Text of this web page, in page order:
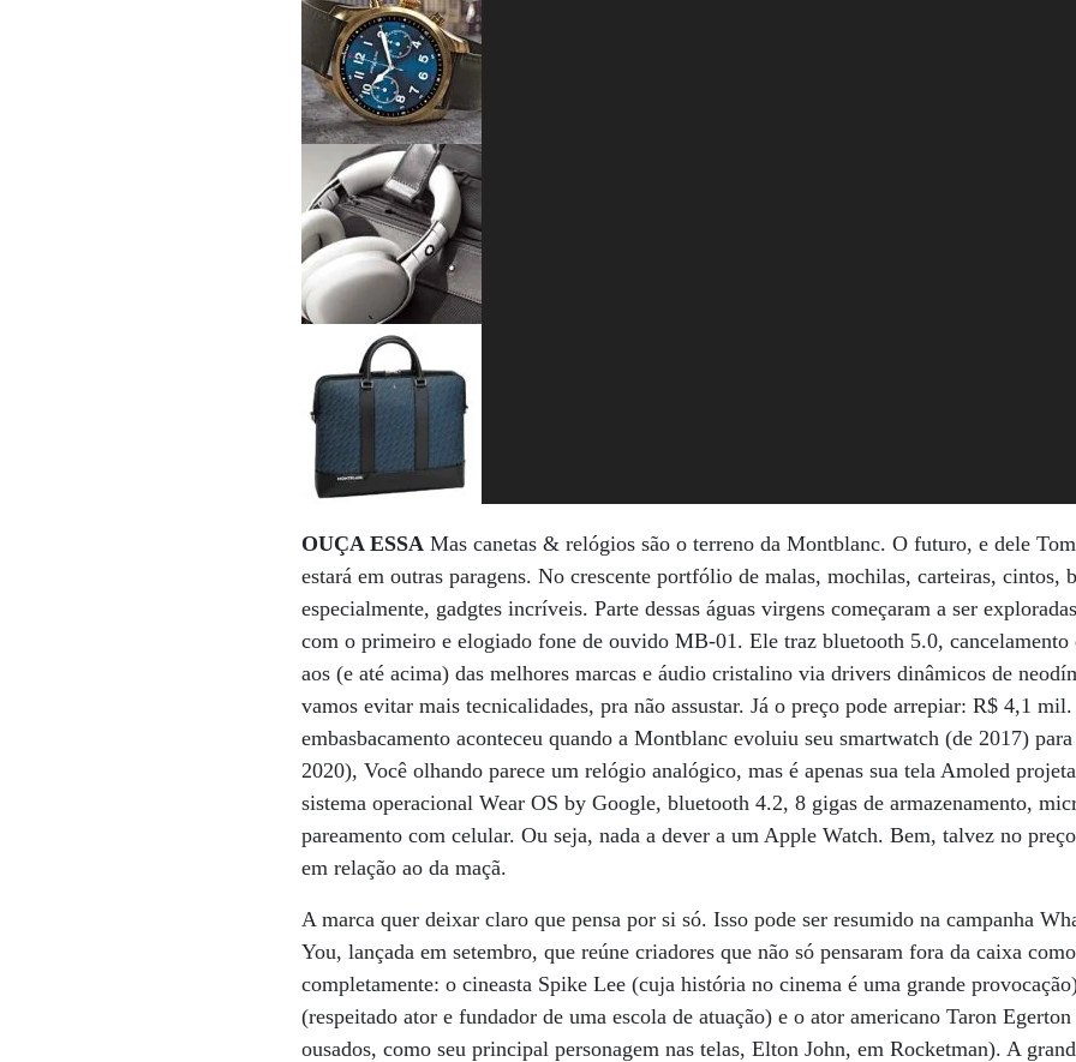
OUÇA ESSA Mas canetas & relógios são o terreno da Montblanc. O futuro, e dele
estará em outras paragens. No crescente portfólio de malas, mochilas, carteiras, cintos,
especialmente, gadgtes incríveis. Parte dessas águas virgens começaram a ser
com o primeiro e elogiado fone de ouvido MB-01. Ele traz bluetooth 5.0, cancelamento
aos (e até acima) das melhores marcas e áudio cristalino via drivers dinâmicos de
vamos evitar mais tecnicalidades, pra não assustar. Já o preço pode arrepiar: R$ 4,1
embasbacamento aconteceu quando a Montblanc evoluiu seu smartwatch (de 2017)
2020), Você olhando parece um relógio analógico, mas é apenas sua tela Amoled
sistema operacional Wear OS by Google, bluetooth 4.2, 8 gigas de armazenamento,
pareamento com celular. Ou seja, nada a dever a um Apple Watch. Bem, talvez no
em relação ao da maçã.
A marca quer deixar claro que pensa por si só. Isso pode ser resumido na campanha
You, lançada em setembro, que reúne criadores que não só pensaram fora da caixa
completamente: o cineasta Spike Lee (cuja história no cinema é uma grande
(respeitado ator e fundador de uma escola de atuação) e o ator americano Taron
ousados, como seu principal personagem nas telas, Elton John, em Rocketman). A